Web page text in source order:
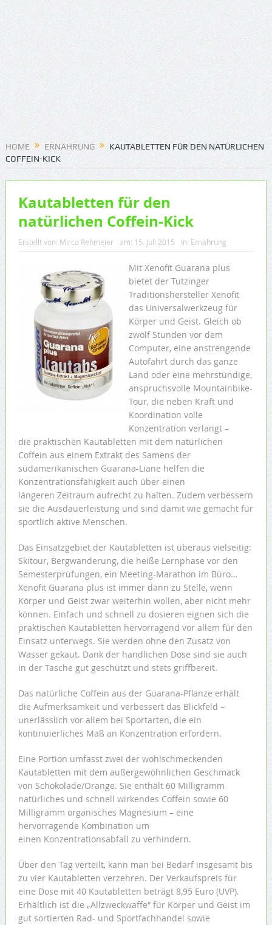
HOME ERNÄHRUNG
KAUTABLETTEN FÜR DEN NATÜRLICHEN
COFFEIN-KICK
Kautabletten für den
natürlichen Coffein-Kick
Erstellt von: Mirco Rehmeier am: 15. Juli 2015 In: Ernährung
Mit Xenofit Guarana plus
bietet der Tutzinger
Traditionshersteller Xenofit
das Universalwerkzeug für
Körper und Geist. Gleich ob
zwölf Stunden vor dem
Computer, eine anstrengende
Autofahrt durch das ganze
Land oder eine mehrstündige,
anspruchsvolle Mountainbike-
Tour, die neben Kraft und
Koordination volle
Konzentration verlangt –
die praktischen Kautabletten mit dem natürlichen
Coffein aus einem Extrakt des Samens der
südamerikanischen Guarana-Liane helfen die
Konzentrationsfähigkeit auch über einen
längeren Zeitraum aufrecht zu halten. Zudem verbessern
sie die Ausdauerleistung und sind damit wie gemacht für
sportlich aktive Menschen.
Das Einsatzgebiet der Kautabletten ist überaus vielseitig:
Skitour, Bergwanderung, die heiße Lernphase vor den
Semesterprüfungen, ein Meeting-Marathon im Büro…
Xenofit Guarana plus ist immer dann zu Stelle, wenn
Körper und Geist zwar weiterhin wollen, aber nicht mehr
können. Einfach und schnell zu dosieren eignen sich die
praktischen Kautabletten hervorragend vor allem für den
Einsatz unterwegs. Sie werden ohne den Zusatz von
Wasser gekaut. Dank der handlichen Dose sind sie auch
in der Tasche gut geschützt und stets griffbereit.
Das natürliche Coffein aus der Guarana-Pflanze erhält
die Aufmerksamkeit und verbessert das Blickfeld –
unerlässlich vor allem bei Sportarten, die ein
kontinuierliches Maß an Konzentration erfordern.
Eine Portion umfasst zwei der wohlschmeckenden
Kautabletten mit dem außergewöhnlichen Geschmack
von Schokolade/Orange. Sie enthält 60 Milligramm
natürliches und schnell wirkendes Coffein sowie 60
Milligramm organisches Magnesium – eine
hervorragende Kombination um
einen Konzentrationsabfall zu verhindern.
Über den Tag verteilt, kann man bei Bedarf insgesamt bis
zu vier Kautabletten verzehren. Der Verkaufspreis für
eine Dose mit 40 Kautabletten beträgt 8,95 Euro (UVP).
Erhältlich ist die „Allzweckwaffe“ für Körper und Geist im
gut sortierten Rad- und Sportfachhandel sowie